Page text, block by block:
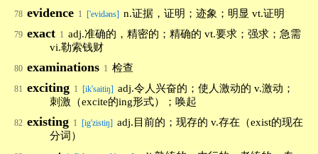
78 evidence 1 ['evidəns] n.证据，证明；迹象；明显 vt.证明
79 exact 1 adj.准确的，精密的；精确的 vt.要求；强求；急需
vi.勒索钱财
80 examinations 1 检查
81 exciting 1 [ik'saitiŋ] adj.令人兴奋的；使人激动的 v.激动；
刺激（excite的ing形式）；唤起
82 existing 1 [ig'zistiŋ] adj.目前的；现存的 v.存在（exist的现在
分词）